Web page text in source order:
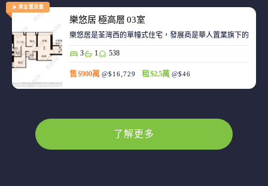
黃金置頂盤
樂悠居 極高層 03室
樂悠居是荃灣西的單幢式住宅，發展商是華人置業旗下的廣
3 1 538
售 $900萬 @$16,729 租 $2.5萬 @$46
了解更多